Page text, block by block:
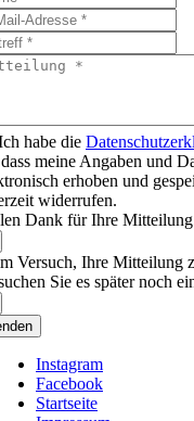
habe die
meine Angaben und
erhoben und
widerrufen.
Dank für Ihre
Versuch, Ihre Mitteilung
Sie es später noch
Instagram
Facebook
Startseite